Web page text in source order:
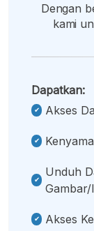
Dengan
kami
Dapatkan:
Akses
Unduh
Gambar/
Akses